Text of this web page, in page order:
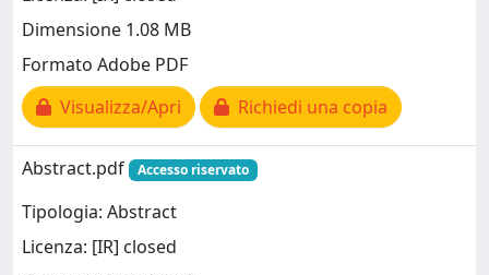
Dimensione 1.08 MB
Formato Adobe PDF
Visualizza/Apri
Richiedi una copia
Abstract.pdf Accesso riservato
Tipologia: Abstract
Licenza: [IR] closed